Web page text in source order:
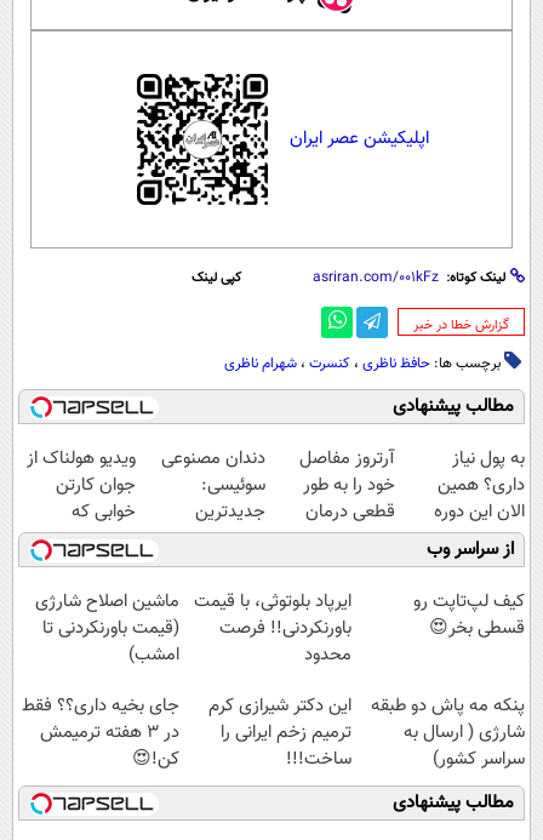
اپلیکیشن عصر ایران
لینک کوتاه: کپی لینک
‌گزارش خطا در خبر
برچسب ها: حافظ ناظری ، کنسرت ، شهرام ناظری
مطالب پیشنهادی
به پول نیاز
داری؟ همین
الان این دوره
رایگان رو شرکت
کن تا دیر نشده!
آرتروز مفاصل
خود را به طور
قطعی درمان
کنید!
◗پرسش‌نامه◖
دندان مصنوعی
سوئیسی:
جدیدترین
فناوری اروپا،
سبک و مقاوم |
پرداخت قسطی
ویدیو هولناک از
جوان کارتن
خوابی که
میلیاردر شد.
آموزش رایگان
از سراسر وب
کیف لپ‌تاپت رو
قسطی بخر😍
ایرپاد بلوتوثی، با قیمت
باورنکردنی!! فرصت
محدود
ماشین اصلاح شارژی
(قیمت باورنکردنی تا
امشب)
پنکه مه پاش دو طبقه
شارژی ( ارسال به
سراسر کشور)
این دکتر شیرازی کرم
ترمیم زخم ایرانی را
ساخت!!!
جای بخیه داری؟؟ فقط
در 3 هفته ترمیمش
کن!😍
مطالب پیشنهادی